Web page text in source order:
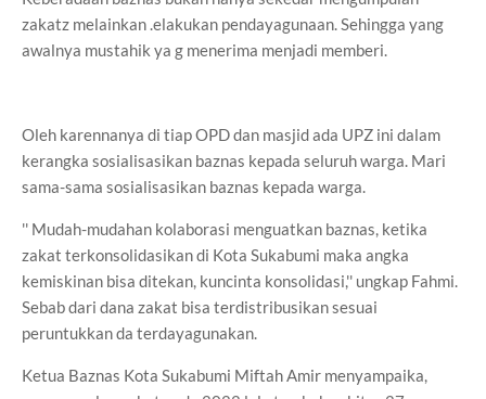
zakatz melainkan .elakukan pendayagunaan. Sehingga yang
awalnya mustahik ya g menerima menjadi memberi.
Oleh karennanya di tiap OPD dan masjid ada UPZ ini dalam
kerangka sosialisasikan baznas kepada seluruh warga. Mari
sama-sama sosialisasikan baznas kepada warga.
'' Mudah-mudahan kolaborasi menguatkan baznas, ketika
zakat terkonsolidasikan di Kota Sukabumi maka angka
kemiskinan bisa ditekan, kuncinta konsolidasi,'' ungkap Fahmi.
Sebab dari dana zakat bisa terdistribusikan sesuai
peruntukkan da terdayagunakan.
Ketua Baznas Kota Sukabumi Miftah Amir menyampaika,